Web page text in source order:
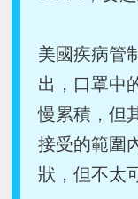
美國疾病管
出，口罩中
慢累積，但
接受的範圍
狀，但不太